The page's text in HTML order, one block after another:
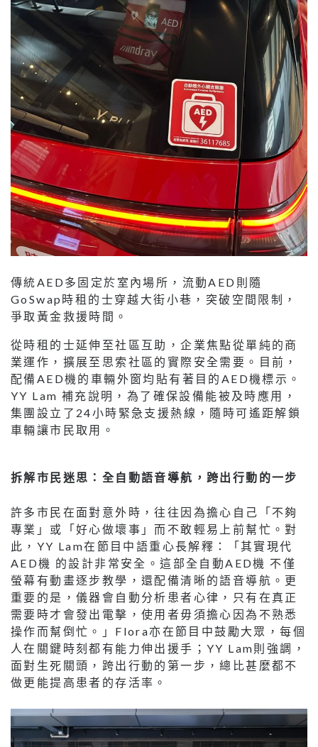
傳統AED多固定於室內場所，流動AED則隨
GoSwap時租的士穿越大街小巷，突破空間限制，
爭取黃金救援時間。
從時租的士延伸至社區互助，企業焦點從單純的商
業運作，擴展至思索社區的實際安全需要。目前，
配備AED機的車輛外窗均貼有著目的AED機標示。
YY Lam 補充說明，為了確保設備能被及時應用，
集團設立了24小時緊急支援熱線，隨時可遙距解鎖
車輛讓市民取用。
拆解市民迷思：全自動語音導航，跨出行動的一步
許多市民在面對意外時，往往因為擔心自己「不夠
專業」或「好心做壞事」而不敢輕易上前幫忙。對
此，YY Lam在節目中語重心長解釋：「其實現代
AED機 的設計非常安全。這部全自動AED機 不僅
螢幕有動畫逐步教學，還配備清晰的語音導航。更
重要的是，儀器會自動分析患者心律，只有在真正
需要時才會發出電擊，使用者毋須擔心因為不熟悉
操作而幫倒忙。」Flora亦在節目中鼓勵大眾，每個
人在關鍵時刻都有能力伸出援手；YY Lam則強調，
面對生死關頭，跨出行動的第一步，總比甚麼都不
做更能提高患者的存活率。